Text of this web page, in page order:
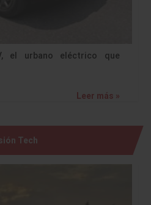
el urbano eléctrico que
Leer más »
Tech